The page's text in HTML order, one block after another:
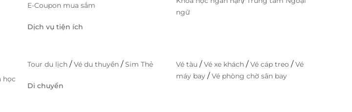
E-Coupon mua sắm
Dịch vụ tiện ích
ngữ
học
Tour du lịch /Vé du thuyền /Sim Thẻ
Di chuyển
Vé tàu /Vé xe khách /Vé cáp treo /Vé
máy bay /Vé phòng chờ sân bay